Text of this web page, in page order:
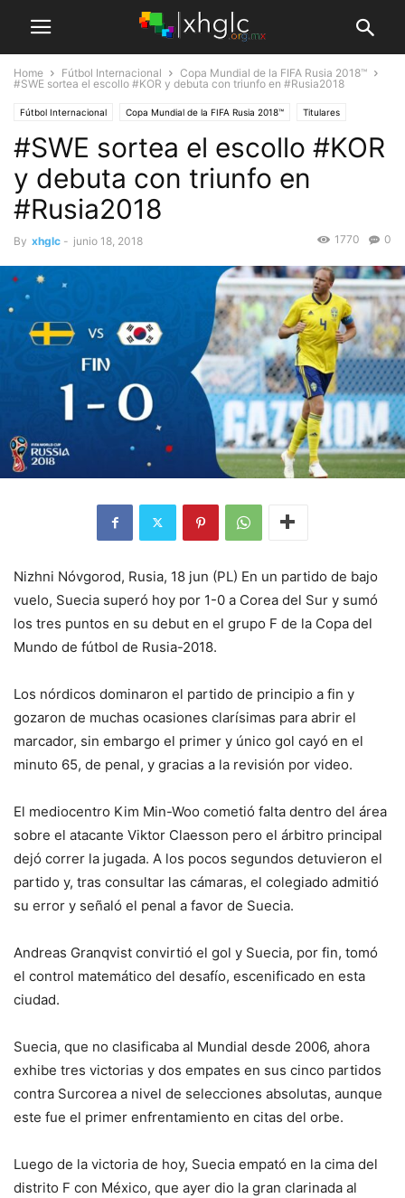
Home Fútbol Internacional
Copa Mundial de la FIFA Rusia 2018™
#SWE sortea el escollo #KOR y debuta con triunfo en #Rusia2018
Fútbol Internacional Copa Mundial de la FIFA Rusia 2018™ Titulares
#SWE sortea el escollo #KOR
y debuta con triunfo en
#Rusia2018
By xhglc - junio 18, 2018 0
1770
Nizhni Nóvgorod, Rusia, 18 jun (PL) En un partido de bajo
vuelo, Suecia superó hoy por 1-0 a Corea del Sur y sumó
los tres puntos en su debut en el grupo F de la Copa del
Mundo de fútbol de Rusia-2018.
Los nórdicos dominaron el partido de principio a fin y
gozaron de muchas ocasiones clarísimas para abrir el
marcador, sin embargo el primer y único gol cayó en el
minuto 65, de penal, y gracias a la revisión por video.
El mediocentro Kim Min-Woo cometió falta dentro del área
sobre el atacante Viktor Claesson pero el árbitro principal
dejó correr la jugada. A los pocos segundos detuvieron el
partido y, tras consultar las cámaras, el colegiado admitió
su error y señaló el penal a favor de Suecia.
Andreas Granqvist convirtió el gol y Suecia, por fin, tomó
el control matemático del desafío, escenificado en esta
ciudad.
Suecia, que no clasificaba al Mundial desde 2006, ahora
exhibe tres victorias y dos empates en sus cinco partidos
contra Surcorea a nivel de selecciones absolutas, aunque
este fue el primer enfrentamiento en citas del orbe.
Luego de la victoria de hoy, Suecia empató en la cima del
distrito F con México, que ayer dio la gran clarinada al